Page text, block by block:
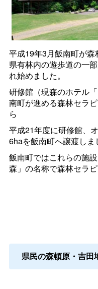
平成19年3月飯南町が
県有林内の遊歩道の一
れ始めました。
研修館（現森のホテル
南町が進める森林セラ
ら
平成21年度に研修館、
6haを飯南町へ譲渡しま
飯南町ではこれらの施
森」の名称で森林セラ
県民の森頓原・吉田